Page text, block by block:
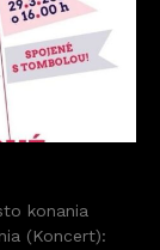
konania
(Koncert):